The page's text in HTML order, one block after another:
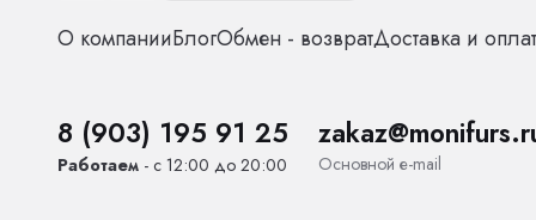
Выбирайте
И помните:
образе!
Для
О компанииБлогОбмен - возвратДоставка и
8 (903) 195 91 25
Работаем - с 12:00 до 20:00 Основной е-mail